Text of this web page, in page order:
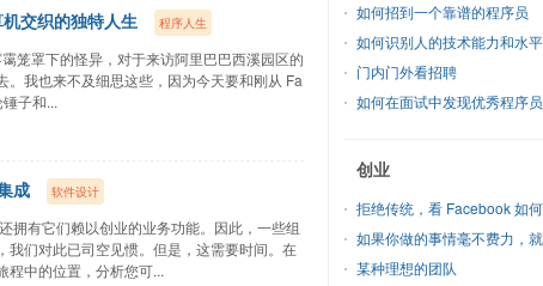
交织的独特人生 程序人生
笼罩下的怪异，对于来访阿里巴巴西溪园区的
我也来不及细思这些，因为今天要和刚从 Fa
子和...
成 软件设计
拥有它们赖以创业的业务功能。因此，一些组
们对此已司空见惯。但是，这需要时间。在
程中的位置，分析您可...
如何招到一个靠谱的程序员
如何识别人的技术能力和水平
门内门外看招聘
如何在面试中发现优秀程序员
创业
拒绝传统，看 Facebook 如
如果你做的事情毫不费力，
某种理想的团队